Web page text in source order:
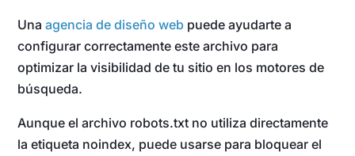
Unaagencia de diseño web puede ayudarte a
configurar correctamente este archivo para
optimizar la visibilidad de tu sitio en los motores de
búsqueda.
Aunque el archivo robots.txt no utiliza directamente
la etiqueta noindex, puede usarse para bloquear el